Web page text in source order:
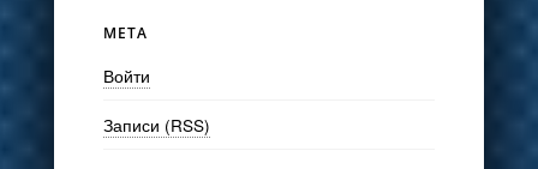
МЕТА
Войти
Записи (RSS)